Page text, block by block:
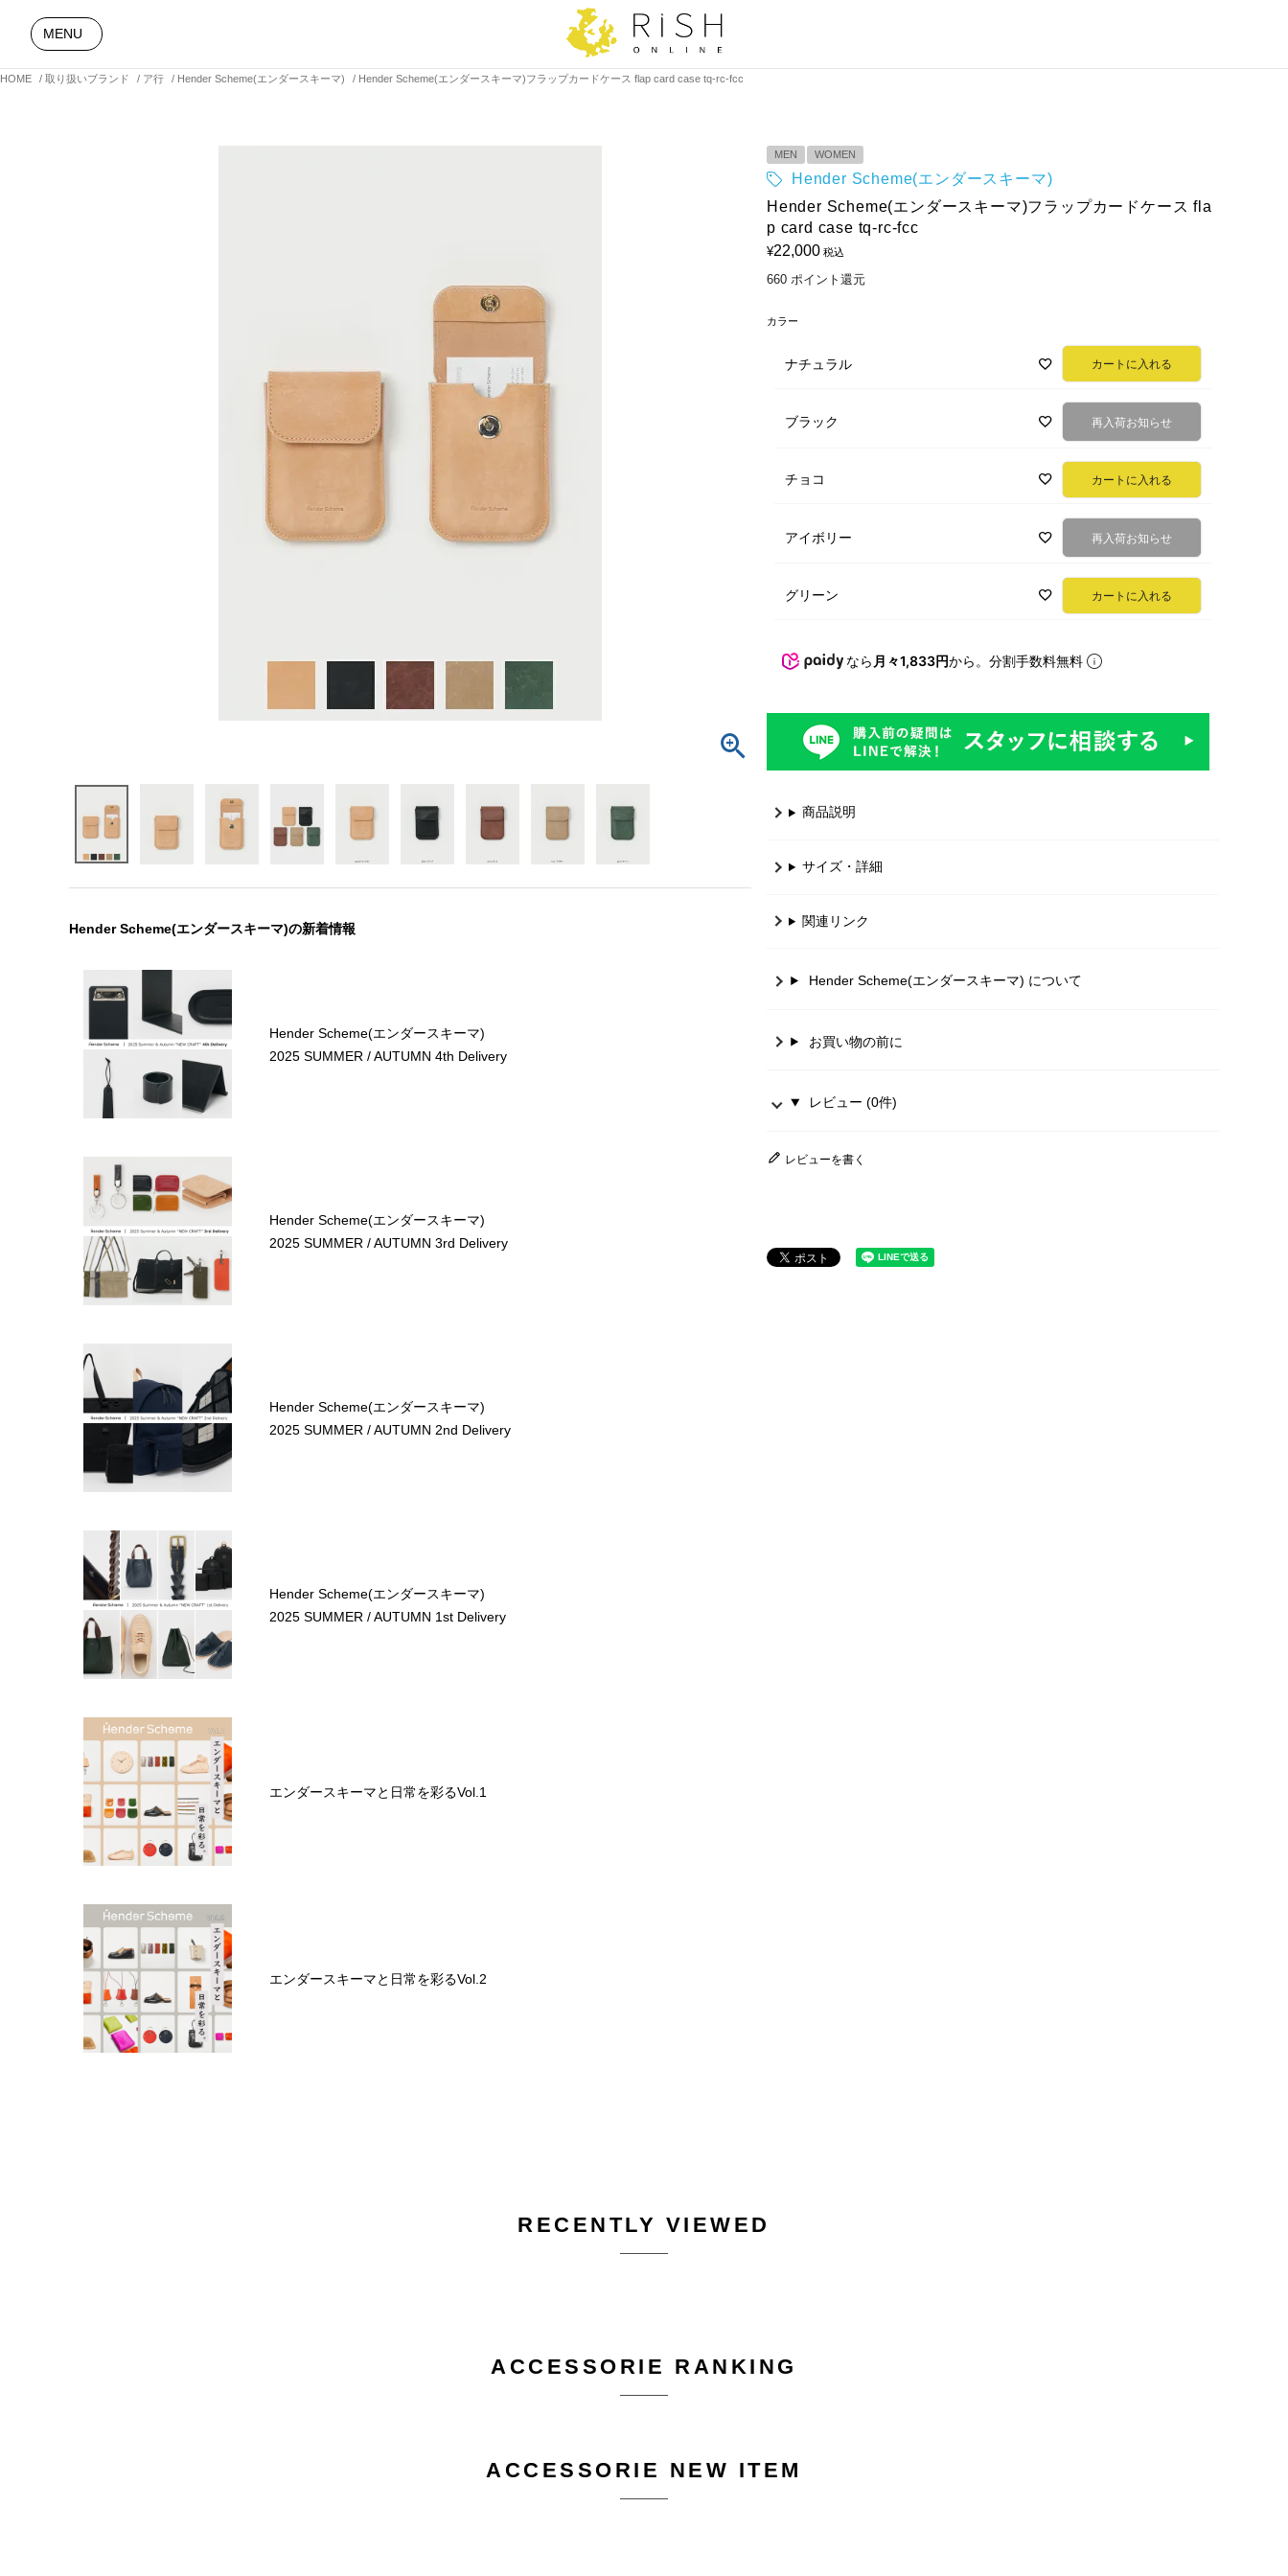
HOME 取り扱いブランド ア行 Hender Scheme(エンダースキーマ) Hender Scheme(エンダースキーマ)フラップカードケース flap card case tq-rc-fcc
MENU
Hender Scheme(エンダースキーマ)の新着情報
Hender Scheme(エンダースキーマ)
2025 SUMMER / AUTUMN 4th Delivery
Hender Scheme(エンダースキーマ)
2025 SUMMER / AUTUMN 3rd Delivery
Hender Scheme(エンダースキーマ)
2025 SUMMER / AUTUMN 2nd Delivery
Hender Scheme(エンダースキーマ)
2025 SUMMER / AUTUMN 1st Delivery
エンダースキーマと日常を彩るVol.1
エンダースキーマと日常を彩るVol.2
MEN WOMEN
Hender Scheme(エンダースキーマ)
Hender Scheme(エンダースキーマ)フラップカードケース fla
p card case tq-rc-fcc
¥22,000 税込
660 ポイント還元
カラー
ナチュラル カートに入れる
ブラック 再入荷お知らせ
チョコ カートに入れる
アイボリー 再入荷お知らせ
グリーン カートに入れる
なら 月々1,833円から。分割手数料無料
商品説明
サイズ・詳細
関連リンク
Hender Scheme(エンダースキーマ) について
お買い物の前に
レビュー (0件)
レビューを書く
RECENTLY VIEWED
ACCESSORIE RANKING
ACCESSORIE NEW ITEM